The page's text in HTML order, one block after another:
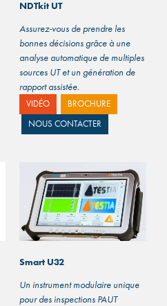
NDTkit UT
Assurez-vous de prendre les
bonnes décisions grâce à une
analyse automatique de multiples
sources UT et un génération de
rapport assistée.
(suite…)
VIDÉO
BROCHURE
NOUS CONTACTER
Smart U32
Un instrument modulaire unique
pour des inspections PAUT